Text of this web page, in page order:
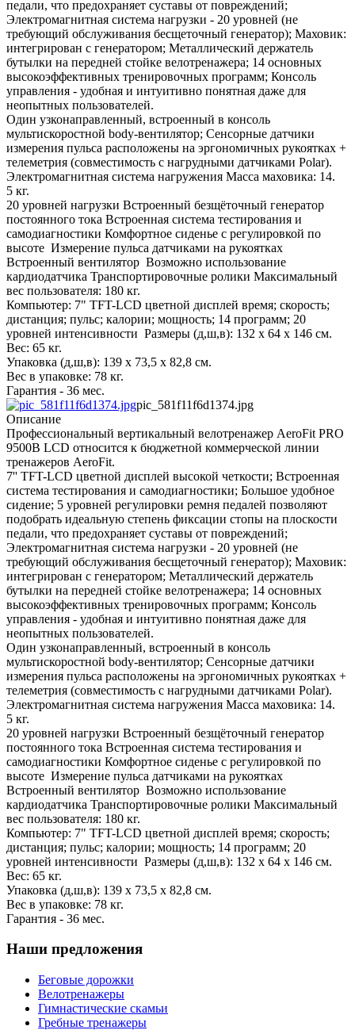
педали, что предохраняет суставы от повреждений;
Электромагнитная система нагрузки - 20 уровней (не
требующий обслуживания бесщеточный генератор); Маховик:
интегрирован с генератором; Металлический держатель
бутылки на передней стойке велотренажера; 14 основных
высокоэффективных тренировочных программ; Консоль
управления - удобная и интуитивно понятная даже для
неопытных пользователей.
Один узконаправленный, встроенный в консоль
мультискоростной body-вентилятор; Сенсорные датчики
измерения пульса расположены на эргономичных рукоятках +
телеметрия (совместимость с нагрудными датчиками Polar).
Электромагнитная система нагружения Масса маховика: 14.
5 кг.
20 уровней нагрузки Встроенный безщёточный генератор
постоянного тока Встроенная система тестирования и
самодиагностики Комфортное сиденье с регулировкой по
высоте Измерение пульса датчиками на рукоятках
Встроенный вентилятор Возможно использование
кардиодатчика Транспортировочные ролики Максимальный
вес пользователя: 180 кг.
Компьютер: 7" TFT-LCD цветной дисплей время; скорость;
дистанция; пульс; калории; мощность; 14 программ; 20
уровней интенсивности Размеры (д,ш,в): 132 х 64 х 146 см.
Вес: 65 кг.
Упаковка (д,ш,в): 139 х 73,5 х 82,8 см.
Вес в упаковке: 78 кг.
Гарантия - 36 мес.
pic_581f11f6d1374.jpg
Описание
Профессиональный вертикальный велотренажер AeroFit PRO
9500B LCD относится к бюджетной коммерческой линии
тренажеров AeroFit.
7'' TFT-LCD цветной дисплей высокой четкости; Встроенная
система тестирования и самодиагностики; Большое удобное
сидение; 5 уровней регулировки ремня педалей позволяют
подобрать идеальную степень фиксации стопы на плоскости
педали, что предохраняет суставы от повреждений;
Электромагнитная система нагрузки - 20 уровней (не
требующий обслуживания бесщеточный генератор); Маховик:
интегрирован с генератором; Металлический держатель
бутылки на передней стойке велотренажера; 14 основных
высокоэффективных тренировочных программ; Консоль
управления - удобная и интуитивно понятная даже для
неопытных пользователей.
Один узконаправленный, встроенный в консоль
мультискоростной body-вентилятор; Сенсорные датчики
измерения пульса расположены на эргономичных рукоятках +
телеметрия (совместимость с нагрудными датчиками Polar).
Электромагнитная система нагружения Масса маховика: 14.
5 кг.
20 уровней нагрузки Встроенный безщёточный генератор
постоянного тока Встроенная система тестирования и
самодиагностики Комфортное сиденье с регулировкой по
высоте Измерение пульса датчиками на рукоятках
Встроенный вентилятор Возможно использование
кардиодатчика Транспортировочные ролики Максимальный
вес пользователя: 180 кг.
Компьютер: 7" TFT-LCD цветной дисплей время; скорость;
дистанция; пульс; калории; мощность; 14 программ; 20
уровней интенсивности Размеры (д,ш,в): 132 х 64 х 146 см.
Вес: 65 кг.
Упаковка (д,ш,в): 139 х 73,5 х 82,8 см.
Вес в упаковке: 78 кг.
Гарантия - 36 мес.
Наши предложения
Беговые дорожки
Велотренажеры
Гимнастические скамьи
Гребные тренажеры